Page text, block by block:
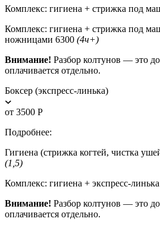
Комплекс: гигиена + стрижка под
Комплекс: гигиена + стрижка под
ножницами 6300 (4ч+)
Внимание! Разбор колтунов — это
оплачивается отдельно.
Боксер (экспресс-линька)
от 3500 Р
Подробнее:
Гигиена (стрижка когтей, чистка
(1,5)
Комплекс: гигиена + экспресс-линька
Внимание! Разбор колтунов — это
оплачивается отдельно.